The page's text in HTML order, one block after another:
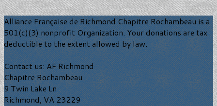
Alliance Française de Richmond Chapitre Rochambeau is a
501(c)(3) nonprofit Organization. Your donations are tax
deductible to the extent allowed by law.
Contact us: AF Richmond
Chapitre Rochambeau
9 Twin Lake Ln
Richmond, VA 23229